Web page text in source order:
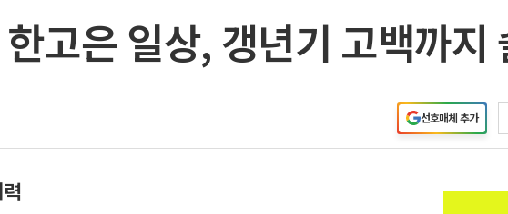
고은 일상, 갱년기 고백까지
선호매체 추가